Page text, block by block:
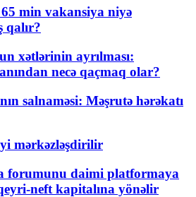
min vakansiya niyə
qalır?
xətlərinin ayrılması:
necə qaçmaq olar?
salnaməsi: Məşrutə hərəkatı
mərkəzləşdirilir
forumunu daimi platformaya
neft kapitalına yönəlir